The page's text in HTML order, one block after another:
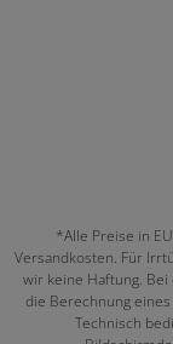
*Alle Preise in
Versandkosten. Für
wir keine Haftung.
die Berechnung
Technisch